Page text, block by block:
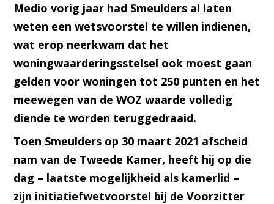
Medio vorig jaar had Smeulders al laten
weten een wetsvoorstel te willen indienen,
wat erop neerkwam dat het
woningwaarderingsstelsel ook moest gaan
gelden voor woningen tot 250 punten en het
meewegen van de WOZ waarde volledig
diende te worden teruggedraaid.
Toen Smeulders op 30 maart 2021 afscheid
nam van de Tweede Kamer, heeft hij op die
dag – laatste mogelijkheid als kamerlid –
zijn initiatiefwetvoorstel bij de Voorzitter